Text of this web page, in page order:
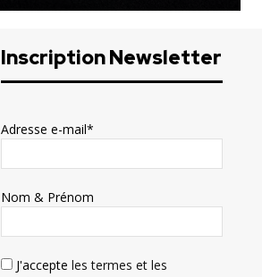
Inscription Newsletter
Adresse e-mail*
Nom & Prénom
J'accepte les termes et les